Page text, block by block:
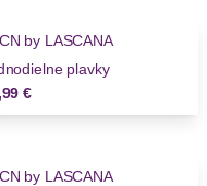
by LASCANA
plavky
€
by LASCANA